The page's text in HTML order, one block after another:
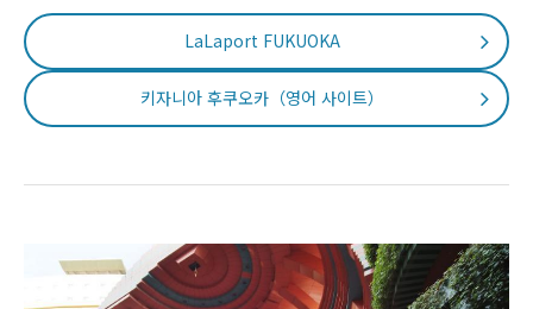
LaLaport FUKUOKA
키자니아 후쿠오카（영어 사이트）